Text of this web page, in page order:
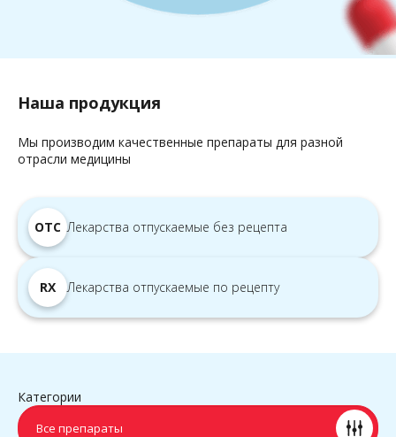
Наша продукция
Мы производим качественные препараты для разной
отрасли медицины
OTC Лекарства отпускаемые без рецепта
RX Лекарства отпускаемые по рецепту
Категории
Все препараты